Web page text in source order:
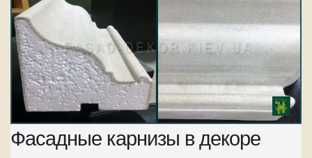
Фасадные карнизы в декоре